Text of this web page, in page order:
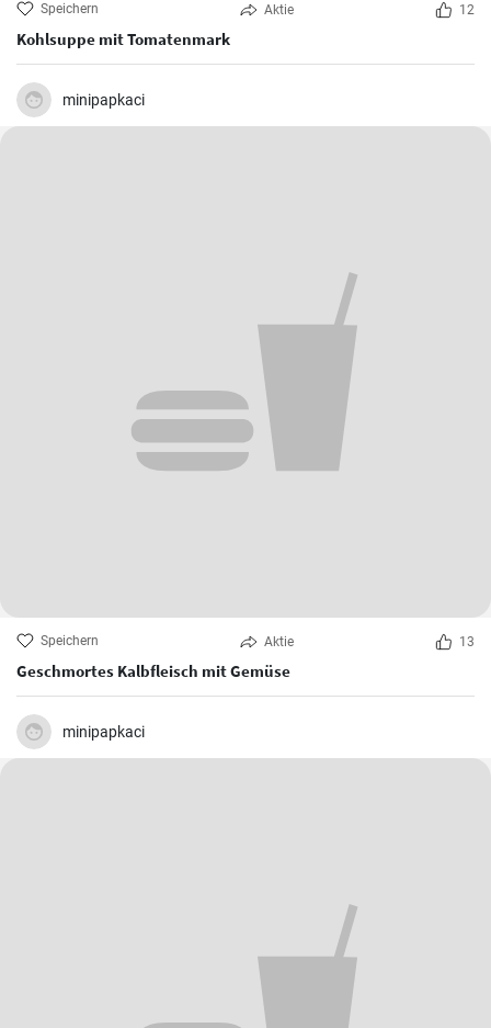
Speichern Aktie 12
Kohlsuppe mit Tomatenmark
minipapkaci
Speichern Aktie 13
Geschmortes Kalbfleisch mit Gemüse
minipapkaci